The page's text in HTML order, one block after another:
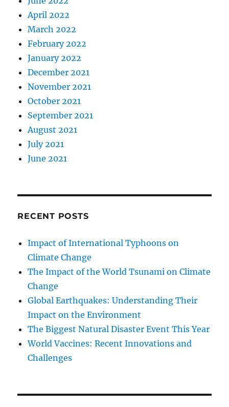
April 2022
March 2022
February 2022
January 2022
December 2021
November 2021
October 2021
September 2021
August 2021
July 2021
June 2021
RECENT POSTS
Impact of International Typhoons on
Climate Change
The Impact of the World Tsunami on Climate
Change
Global Earthquakes: Understanding Their
Impact on the Environment
The Biggest Natural Disaster Event This Year
World Vaccines: Recent Innovations and
Challenges